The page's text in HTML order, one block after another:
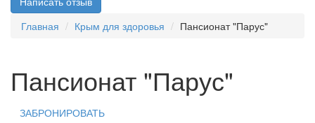
Главная
Крым для здоровья Пансионат "Парус"
Пансионат "Парус"
ЗАБРОНИРОВАТЬ